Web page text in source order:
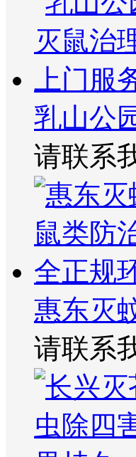
乳山公
请联系
惠东灭
请联系